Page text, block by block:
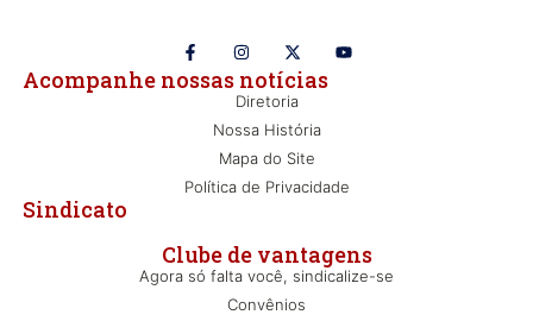
Clube de vantagens
Agora só falta você, sindicalize-se
Convênios
Sindicato
Diretoria
Nossa História
Mapa do Site
Política de Privacidade
Acompanhe nossas notícias